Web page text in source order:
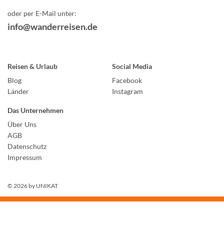
oder per E-Mail unter:
info@wanderreisen.de
Reisen & Urlaub
Blog
Länder
Social Media
Facebook
Instagram
Das Unternehmen
Über Uns
AGB
Datenschutz
Impressum
© 2026 by UNIKAT